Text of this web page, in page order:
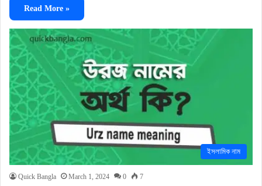
Read More »
ইসলামিক নাম
Quick Bangla March 1, 2024 0 7